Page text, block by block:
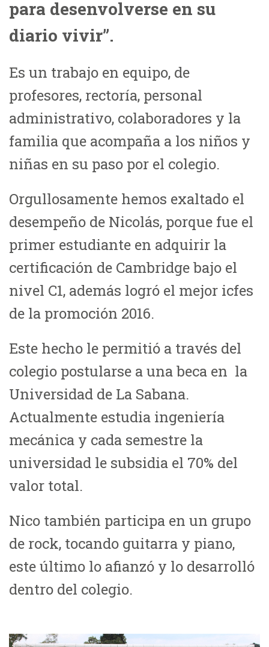
para desenvolverse en su
diario vivir”.
Es un trabajo en equipo, de
profesores, rectoría, personal
administrativo, colaboradores y la
familia que acompaña a los niños y
niñas en su paso por el colegio.
Orgullosamente hemos exaltado el
desempeño de Nicolás, porque fue el
primer estudiante en adquirir la
certificación de Cambridge bajo el
nivel C1, además logró el mejor icfes
de la promoción 2016.
Este hecho le permitió a través del
colegio postularse a una beca en la
Universidad de La Sabana.
Actualmente estudia ingeniería
mecánica y cada semestre la
universidad le subsidia el 70% del
valor total.
Nico también participa en un grupo
de rock, tocando guitarra y piano,
este último lo afianzó y lo desarrolló
dentro del colegio.